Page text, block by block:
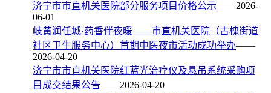
济宁市市直机关医院部分服务项目价格公示——2026-
06-01
岐黄润任城·药香伴夜暖——市直机关医院（古槐街道
社区卫生服务中心）首期中医夜市活动成功举办——
2026-04-20
济宁市市直机关医院红蓝光治疗仪及悬吊系统采购项
目成交结果公告——2026-04-20